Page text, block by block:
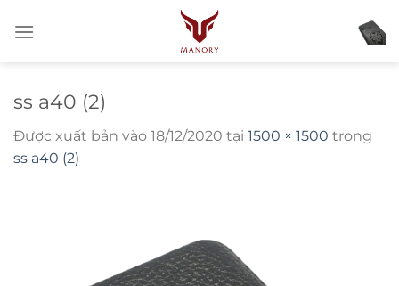
qua
ss a40 (2)
Được xuất bản vào 18/12/2020 tại 1500 × 1500 trong
ss a40 (2)